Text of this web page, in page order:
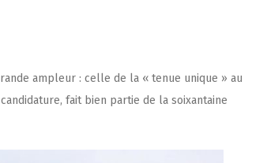
ampleur : celle de la « tenue unique » au
fait bien partie de la soixantaine